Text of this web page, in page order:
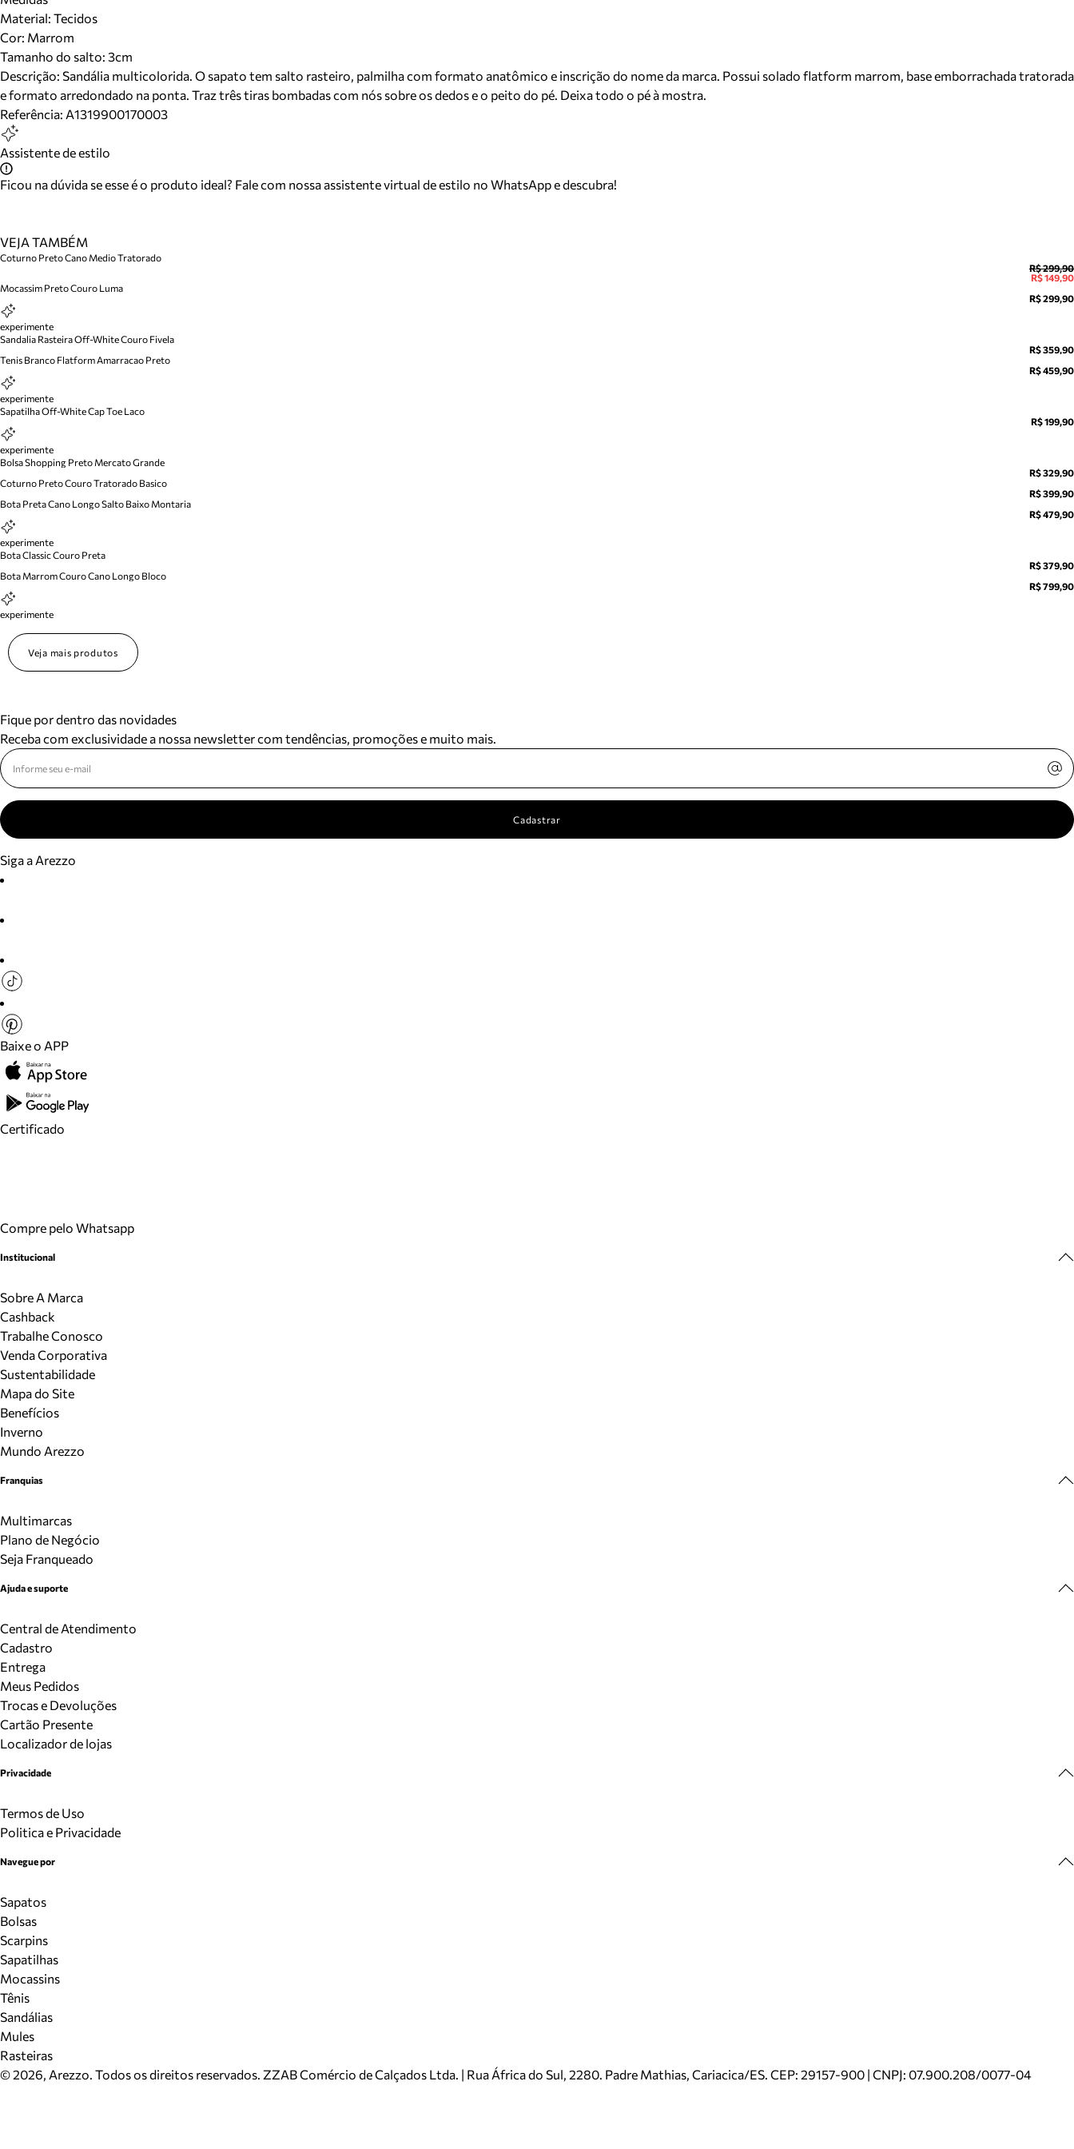
Material: Tecidos
Cor: Marrom
Tamanho do salto: 3cm
Descrição: Sandália multicolorida. O sapato tem salto rasteiro, palmilha com formato anatômico e inscrição do nome da marca. Possui solado flatform marrom, base emborrachada tratorada
e formato arredondado na ponta. Traz três tiras bombadas com nós sobre os dedos e o peito do pé. Deixa todo o pé à mostra.
Referência: A1319900170003
Assistente de estilo
Ficou na dúvida se esse é o produto ideal? Fale com nossa assistente virtual de estilo no WhatsApp e descubra!
VEJA TAMBÉM
Coturno Preto Cano Medio Tratorado
R$ 299,90
R$ 149,90
Mocassim Preto Couro Luma
R$ 299,90
experimente
Sandalia Rasteira Off-White Couro Fivela
R$ 359,90
Tenis Branco Flatform Amarracao Preto
R$ 459,90
experimente
Sapatilha Off-White Cap Toe Laco
R$ 199,90
experimente
Bolsa Shopping Preto Mercato Grande
R$ 329,90
Coturno Preto Couro Tratorado Basico
R$ 399,90
Bota Preta Cano Longo Salto Baixo Montaria
R$ 479,90
experimente
Bota Classic Couro Preta
R$ 379,90
Bota Marrom Couro Cano Longo Bloco
R$ 799,90
experimente
Veja mais produtos
Fique por dentro das novidades
Receba com exclusividade a nossa newsletter com tendências, promoções e muito mais.
Cadastrar
Siga a Arezzo
Baixe o APP
Certificado
Compre pelo Whatsapp
Institucional
Sobre A Marca
Cashback
Trabalhe Conosco
Venda Corporativa
Sustentabilidade
Mapa do Site
Benefícios
Inverno
Mundo Arezzo
Franquias
Multimarcas
Plano de Negócio
Seja Franqueado
Ajuda e suporte
Central de Atendimento
Cadastro
Entrega
Meus Pedidos
Trocas e Devoluções
Cartão Presente
Localizador de lojas
Privacidade
Termos de Uso
Politica e Privacidade
Navegue por
Sapatos
Bolsas
Scarpins
Sapatilhas
Mocassins
Tênis
Sandálias
Mules
Rasteiras
©2026, Arezzo. Todos os direitos reservados. ZZAB Comércio de Calçados Ltda. | Rua África do Sul, 2280. Padre Mathias, Cariacica/ES. CEP: 29157-900 | CNPJ: 07.900.208/0077-04